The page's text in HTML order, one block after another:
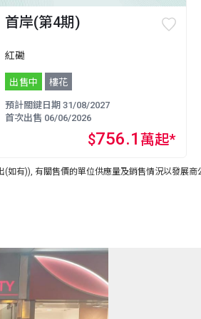
首岸(第4期)
紅磡
出售中 樓花
預計關鍵日期 31/08/2027
首次出售 06/06/2026
$756.1萬起*
有)), 有關售價的單位供應量及銷售情況以發展商